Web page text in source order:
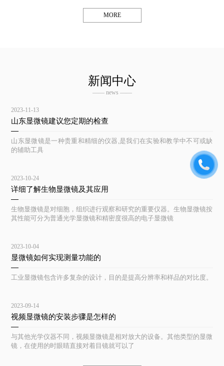
MORE
新闻中心
—— news ——
2023-11-13
山东显微镜建议您定期的检查
山东显微镜是一种贵重和精细的仪器,是我们在实验和教学中不可或缺
的辅助工具
2023-10-24
详细了解生物显微镜及其应用
生物显微镜是对细胞，组织进行观察和研究的重要仪器。生物显微镜按
其性能可分为普通光学显微镜和精密度很高的电子显微镜
2023-10-04
显微镜如何实现测量功能的
工业显微镜包含许多复杂的设计，目的是提高分辨率和样品的对比度。
2023-09-14
视频显微镜的安装步骤是怎样的
与其他光学仪器不同，视频显微镜是相对放大的设备。其他类型的显微
镜，在使用的时眼睛直接对着目镜就可以了